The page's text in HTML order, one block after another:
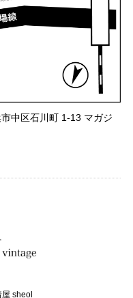
中区石川町 1-13 マガジ
sheol